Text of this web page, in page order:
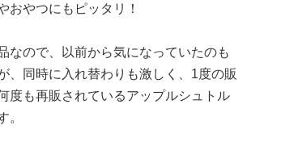
おやつにもピッタリ！
なので、以前から気になっていたのも
、同時に入れ替わりも激しく、1度の販
度も再販されているアップルシュトル
。